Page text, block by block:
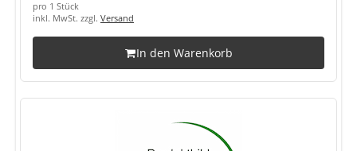
pro 1 Stück
inkl. MwSt. zzgl. Versand
In den Warenkorb